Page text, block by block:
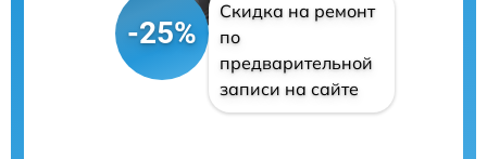
-25%
Скидка на ремонт
по
предварительной
записи на сайте